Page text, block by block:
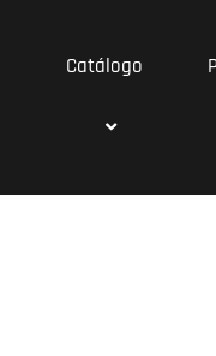
Catálogo